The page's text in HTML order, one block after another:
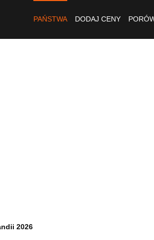
PAŃSTWA DODAJ CENY
2026